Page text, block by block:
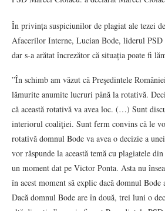
În privința suspiciunilor de plagiat ale tezei
Afacerilor Interne, Lucian Bode, liderul PSD
dar s-a arătat încrezător că situația poate fi
”În schimb am văzut că Preşedintele
lămurite anumite lucruri până la rotativă.
că această rotativă va avea loc. (…) Sunt
interiorul coaliţiei. Sunt ferm convins că le
rotativă domnul Bode va avea o decizie a
vor răspunde la această temă cu plagiatele
un moment dat pe Victor Ponta. Asta nu
în acest moment să explic dacă domnul Bode
Dacă domnul Bode are în două, trei luni o